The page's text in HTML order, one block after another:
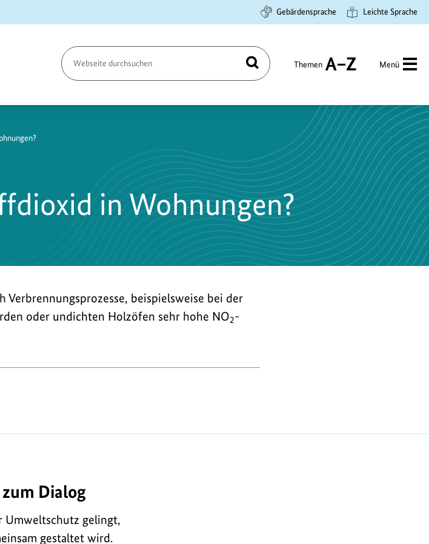
Gebärdensprache Leichte Sprache
Seite
durchsuchen
Suchen Themen
A
Menü
in Wohnungen?
beispielsweise bei der
oder undichten Holzöfen sehr hohe NO2-
Dialog
Umweltschutz gelingt,
gestaltet wird.